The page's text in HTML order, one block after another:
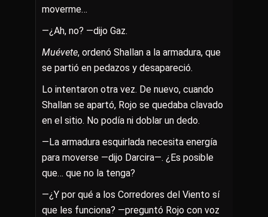
moverme…
—¿Ah, no? —dijo Gaz.
Muévete, ordenó Shallan a la armadura, que
se partió en pedazos y desapareció.
Lo intentaron otra vez. De nuevo, cuando
Shallan se apartó, Rojo se quedaba clavado
en el sitio. No podía ni doblar un dedo.
—La armadura esquirlada necesita energía
para moverse —dijo Darcira—. ¿Es posible
que… que no la tenga?
—¿Y por qué a los Corredores del Viento sí
que les funciona? —preguntó Rojo con voz